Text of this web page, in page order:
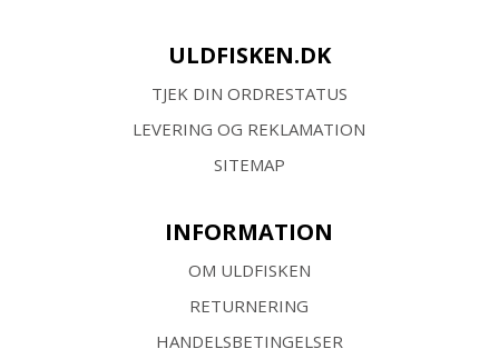
ULDFISKEN.DK
TJEK DIN ORDRESTATUS
LEVERING OG REKLAMATION
SITEMAP
INFORMATION
OM ULDFISKEN
RETURNERING
HANDELSBETINGELSER